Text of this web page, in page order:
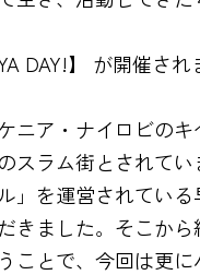
DAY!】 が開催され
ニア・ナイロビのキ
スラム街とされて
」を運営されてい
きました。そこか
ことで、今回は更に